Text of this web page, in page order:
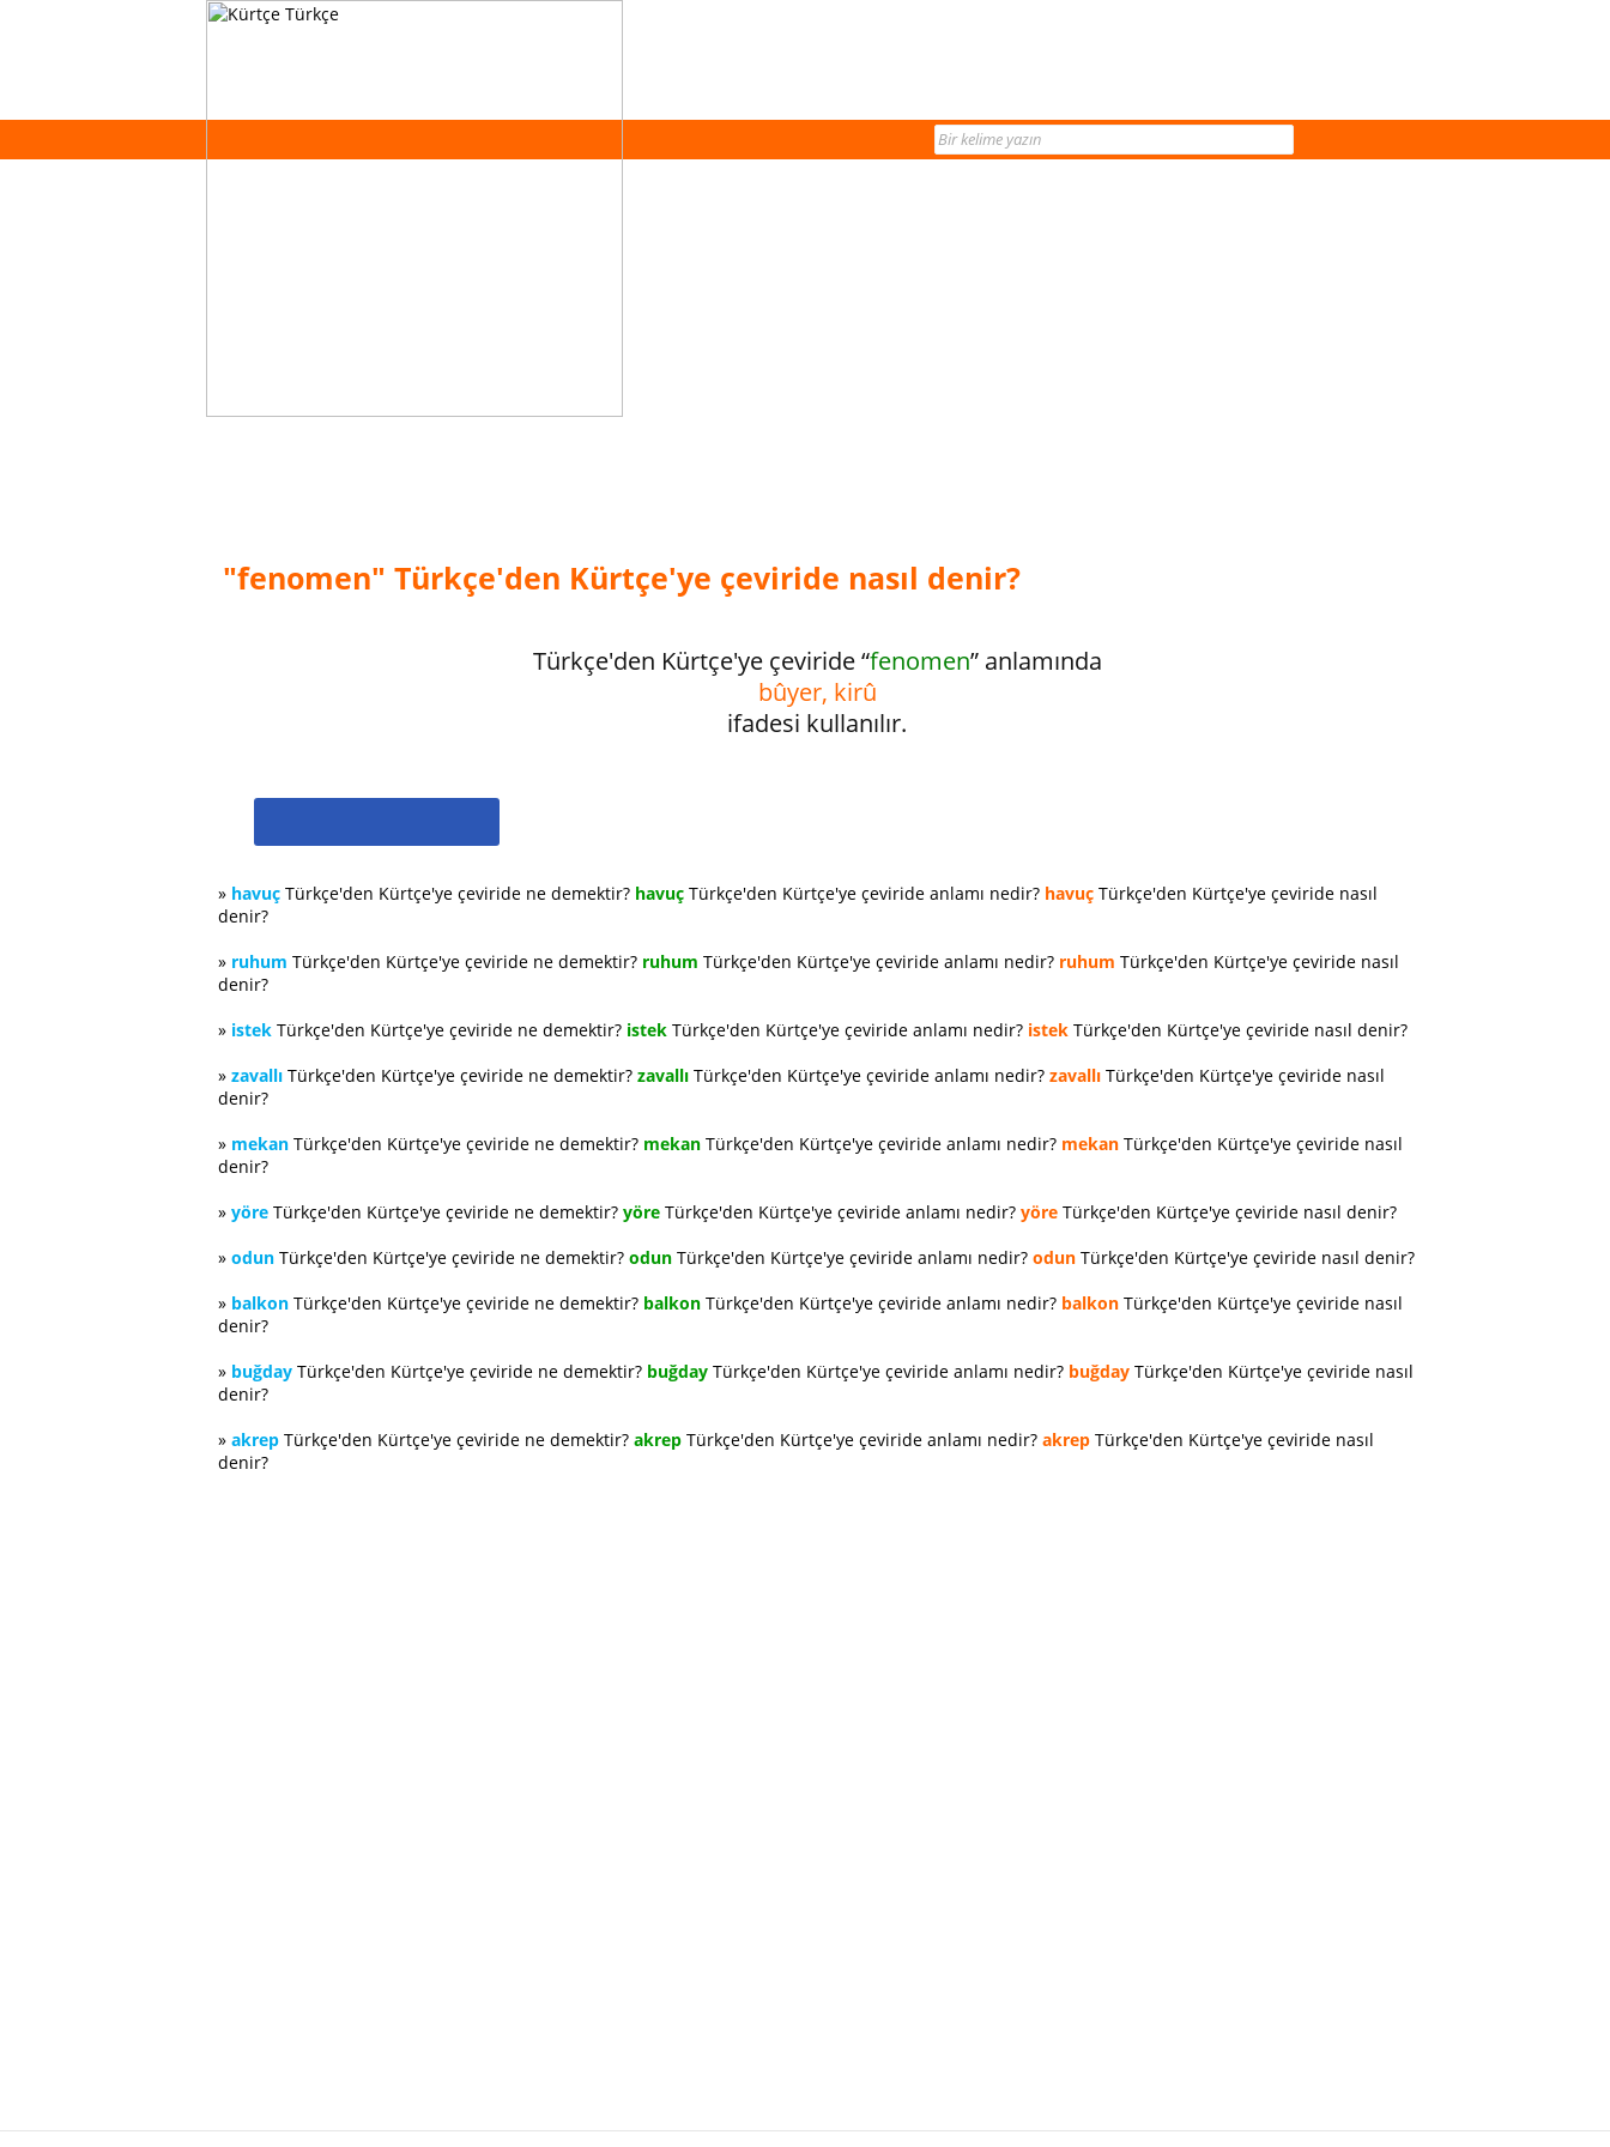
"fenomen" Türkçe'den Kürtçe'ye çeviride nasıl denir?
Türkçe'den Kürtçe'ye çeviride “fenomen” anlamında
bûyer, kirû
ifadesi kullanılır.
» havuç Türkçe'den Kürtçe'ye çeviride ne demektir? havuç Türkçe'den Kürtçe'ye çeviride anlamı nedir? havuç Türkçe'den Kürtçe'ye çeviride nasıl
denir?
» ruhum Türkçe'den Kürtçe'ye çeviride ne demektir? ruhum Türkçe'den Kürtçe'ye çeviride anlamı nedir? ruhum Türkçe'den Kürtçe'ye çeviride nasıl
denir?
» istek Türkçe'den Kürtçe'ye çeviride ne demektir? istek Türkçe'den Kürtçe'ye çeviride anlamı nedir? istek Türkçe'den Kürtçe'ye çeviride nasıl denir?
» zavallı Türkçe'den Kürtçe'ye çeviride ne demektir? zavallı Türkçe'den Kürtçe'ye çeviride anlamı nedir? zavallı Türkçe'den Kürtçe'ye çeviride nasıl
denir?
» mekan Türkçe'den Kürtçe'ye çeviride ne demektir? mekan Türkçe'den Kürtçe'ye çeviride anlamı nedir? mekan Türkçe'den Kürtçe'ye çeviride nasıl
denir?
» yöre Türkçe'den Kürtçe'ye çeviride ne demektir? yöre Türkçe'den Kürtçe'ye çeviride anlamı nedir? yöre Türkçe'den Kürtçe'ye çeviride nasıl denir?
» odun Türkçe'den Kürtçe'ye çeviride ne demektir? odun Türkçe'den Kürtçe'ye çeviride anlamı nedir? odun Türkçe'den Kürtçe'ye çeviride nasıl denir?
» balkon Türkçe'den Kürtçe'ye çeviride ne demektir? balkon Türkçe'den Kürtçe'ye çeviride anlamı nedir? balkon Türkçe'den Kürtçe'ye çeviride nasıl
denir?
» buğday Türkçe'den Kürtçe'ye çeviride ne demektir? buğday Türkçe'den Kürtçe'ye çeviride anlamı nedir? buğday Türkçe'den Kürtçe'ye çeviride nasıl
denir?
» akrep Türkçe'den Kürtçe'ye çeviride ne demektir? akrep Türkçe'den Kürtçe'ye çeviride anlamı nedir? akrep Türkçe'den Kürtçe'ye çeviride nasıl
denir?